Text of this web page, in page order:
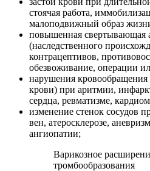
стоячая работа,
малоподвижный образ
повышенная свертывающая
(наследственного
контрацептивов,
обезвоживание, операции
нарушения кровообращения
крови) при аритмии,
сердца, ревматизме,
изменение стенок сосудов
вен, атеросклерозе,
ангиопатии;
Варикозное
тромбообразования